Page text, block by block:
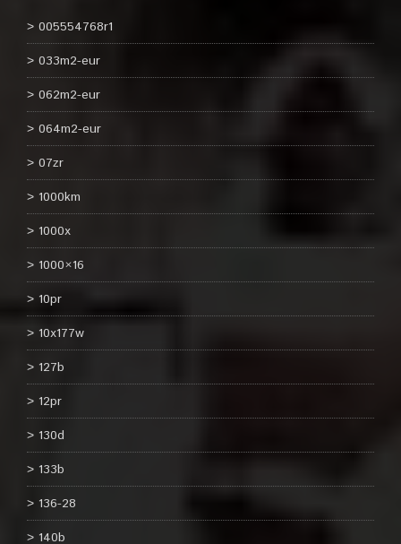
005554768r1
033m2-eur
062m2-eur
064m2-eur
07zr
1000km
1000x
1000×16
10pr
10x177w
127b
12pr
130d
133b
136-28
140b